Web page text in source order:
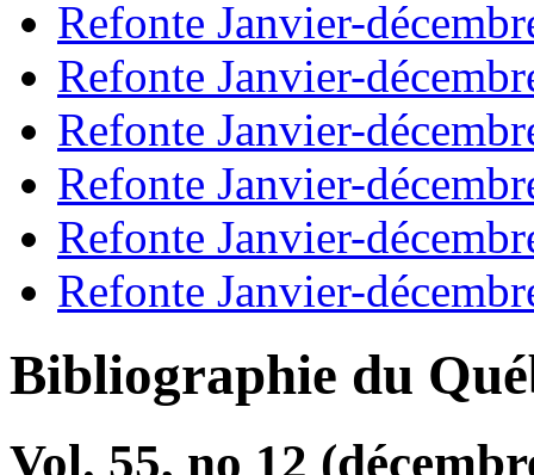
Refonte Janvier-
Refonte Janvier-
Refonte Janvier-
Refonte Janvier-
Refonte Janvier-
Refonte Janvier-
Bibliographie du
Vol. 55, no 12